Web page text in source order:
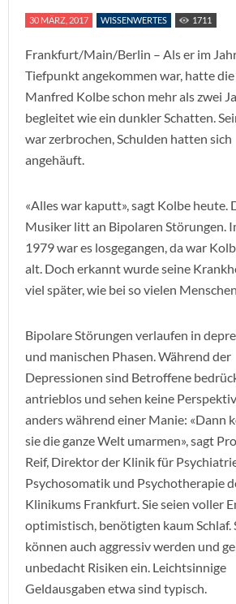
30 MÄRZ, 2017 WISSENWERTES 1711
Frankfurt/Main/Berlin – Als er im
Tiefpunkt angekommen war, hatte
Manfred Kolbe schon mehr als zwei
begleitet wie ein dunkler Schatten.
war zerbrochen, Schulden hatten sich
angehäuft.
«Alles war kaputt», sagt Kolbe heute.
Musiker litt an Bipolaren Störungen.
1979 war es losgegangen, da war
alt. Doch erkannt wurde seine
viel später, wie bei so vielen
Bipolare Störungen verlaufen in
und manischen Phasen. Während der
Depressionen sind Betroffene
antrieblos und sehen keine
anders während einer Manie: «Dann
sie die ganze Welt umarmen», sagt
Reif, Direktor der Klinik für
Psychosomatik und Psychotherapie
Klinikums Frankfurt. Sie seien voller
optimistisch, benötigten kaum Schlaf.
können auch aggressiv werden und
unbedacht Risiken ein. Leichtsinnige
Geldausgaben etwa sind typisch.